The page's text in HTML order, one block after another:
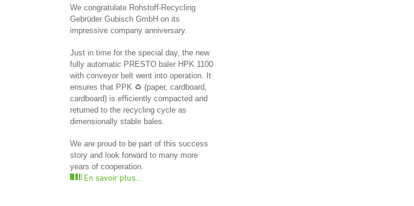
We congratulate Rohstoff-Recycling
Gebrüder Gubisch GmbH on its
impressive company anniversary.
Just in time for the special day, the new
fully automatic PRESTO baler HPK 1100
with conveyor belt went into operation. It
ensures that PPK ♻️ (paper, cardboard,
cardboard) is efficiently compacted and
returned to the recycling cycle as
dimensionally stable bales.
We are proud to be part of this success
story and look forward to many more
years of cooperation.
En savoir plus...